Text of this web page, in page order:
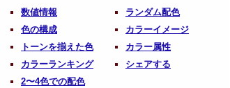
数値情報
色の構成
トーンを揃えた色
カラーランキング
2〜4色での配色
ランダム配色
カラーイメージ
カラー属性
シェアする